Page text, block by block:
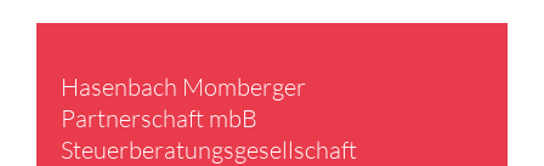
Hasen­bach Momberger
Partner­schaft mbB
Steuer­be­ra­tungs­ge­sell­schaft